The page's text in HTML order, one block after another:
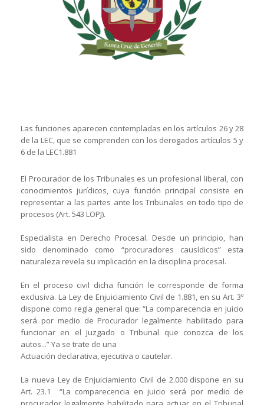
Las funciones aparecen contempladas en los artículos 26 y 28
de la LEC, que se comprenden con los derogados artículos 5 y
6 de la LEC1.881
El Procurador de los Tribunales es un profesional liberal, con
conocimientos jurídicos, cuya función principal consiste en
representar a las partes ante los Tribunales en todo tipo de
procesos (Art. 543 LOPJ).
Especialista en Derecho Procesal. Desde un principio, han
sido denominado como “procuradores causídicos” esta
naturaleza revela su implicación en la disciplina procesal.
En el proceso civil dicha función le corresponde de forma
exclusiva. La Ley de Enjuiciamiento Civil de 1.881, en su Art. 3º
dispone como regla general que: “La comparecencia en juicio
será por medio de Procurador legalmente habilitado para
funcionar en el Juzgado o Tribunal que conozca de los
autos...” Ya se trate de una
Actuación declarativa, ejecutiva o cautelar.
La nueva Ley de Enjuiciamiento Civil de 2.000 dispone en su
Art. 23.1 “La comparecencia en juicio será por medio de